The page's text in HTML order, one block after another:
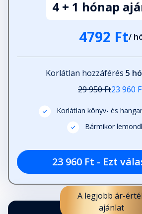
4 + 1 hónap
4792 Ft/
Korlátlan hozzáférés 5
29 950 Ft23 960
Korlátlan könyv- és
Bármikor
23 960 Ft - Ezt
A legjobb ár-
ajánlat